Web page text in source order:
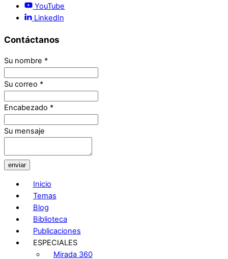
YouTube
LinkedIn
Contáctanos
Su nombre *
Su correo *
Encabezado *
Su mensaje
enviar
Inicio
Temas
Blog
Biblioteca
Publicaciones
ESPECIALES
Mirada 360